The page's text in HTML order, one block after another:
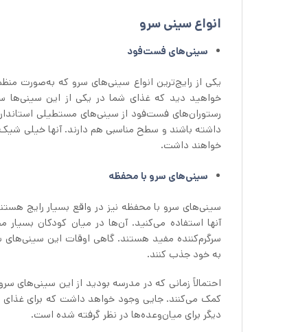
انواع سینی سرو
سینی‌های فست‌فود
یکی از رایج‌ترین انواع سینی‌های سرو که به‌صورت
خواهید دید که غذای شما در یکی از این سینی‌ها
رستوران‌های فست‌فود از سینی‌های مستطیلی
داشته باشند و سطح مناسبی هم دارند. آنها خیلی شیک
خواهند داشت.
سینی‌های سرو با محفظه
سینی‌های سرو با محفظه نیز در واقع بسیار رایج
آنها استفاده می‌کنید. آن‌ها در میان کودکان
سرگرم‌کننده مفید هستند. گاهی اوقات این
به خود جذب کنند.
احتمالاً زمانی که در مدرسه بودید از این
کمک می‌کنند. جایی وجود خواهد داشت که برای غذای
دیگر برای میان‌وعده‌ها در نظر گرفته شده است.